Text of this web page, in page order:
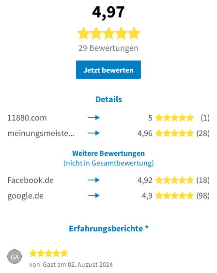
4,97
5 von 5 Sternen
29 Bewertungen
Jetzt bewerten
Details
11880.com
5 5 von
(1)
meinungsmeister.de
4,96 5 von
(28)
Weitere Bewertungen
(nicht in Gesamtbewertung)
Facebook.de 4,92 5 von
(18)
google.de
4,9 5 von
(98)
Erfahrungsberichte*
GA
von Gast am 02. August 2024